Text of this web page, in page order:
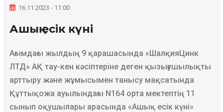
16.11.2023 - 11:00
Ашық есік күні
Ағымдағы жылдың 9 қарашасында «ШалқияЦинк
ЛТД» АҚ тау-кен кәсіптеріне деген қызығушылықты
арттыру және жұмысымен танысу мақсатында
Құттықожа ауылындағы N164 орта мектептің 11
сынып оқушылары арасында «Ашық есік күні»